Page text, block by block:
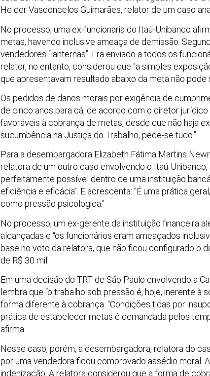
Helder Vasconcelos Guimarães, relator de um caso
No processo, uma ex-funcionária do Itaú-Unibanco
metas, havendo inclusive ameaça de demissão.
vendedores “lanternas”. Era enviado a todos os
relator, no entanto, considerou que “a simples
que apresentavam resultado abaixo da meta não
Os pedidos de danos morais por exigência de
de cinco anos para cá, de acordo com o diretor
favoráveis à cobrança de metas, desde que não haja
sucumbência na Justiça do Trabalho, pede-se tudo.”
Para a desembargadora Elizabeth Fátima Martins
relatora de um outro caso envolvendo o Itaú-
perfeitamente possível dentro de uma instituição
eficiência e eficácia”. E acrescenta: “É uma prática
como pressão psicológica.”
No processo, um ex-gerente da instituição financeira
alcançadas e “os funcionários eram ameaçados
base no voto da relatora, que não ficou configurado o
de R$ 30 mil.
Em uma decisão do TRT de São Paulo envolvendo a
lembra que “o trabalho sob pressão é, hoje, inerente
forma diferente à cobrança. “Condições tidas por
prática de estabelecer metas é demandada pelos
afirma.
Nesse caso, porém, a desembargadora, relatora do
por uma vendedora ficou comprovado assédio moral.
indenização. A relatora considerou que a forma de